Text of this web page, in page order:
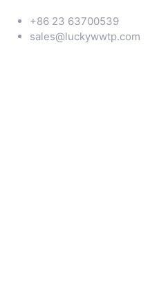
+86 23 63700539
sales@luckywwtp.com